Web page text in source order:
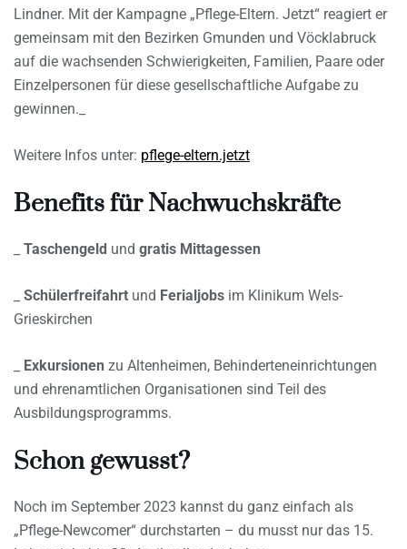
Lindner. Mit der Kampagne „Pflege-Eltern. Jetzt“ reagiert er
gemeinsam mit den Bezirken Gmunden und Vöcklabruck
auf die wachsenden Schwierigkeiten, Familien, Paare oder
Einzelpersonen für diese gesellschaftliche Aufgabe zu
gewinnen._
Weitere Infos unter: pflege-eltern.jetzt
Benefits für Nachwuchskräfte
Taschengeld und gratis Mittagessen
Schülerfreifahrt und Ferialjobs im Klinikum Wels-
Grieskirchen
Exkursionen zu Altenheimen, Behinderteneinrichtungen
und ehrenamtlichen Organisationen sind Teil des
Ausbildungsprogramms.
Schon gewusst?
Noch im September 2023 kannst du ganz einfach als
„Pflege-Newcomer“ durchstarten – du musst nur das 15.